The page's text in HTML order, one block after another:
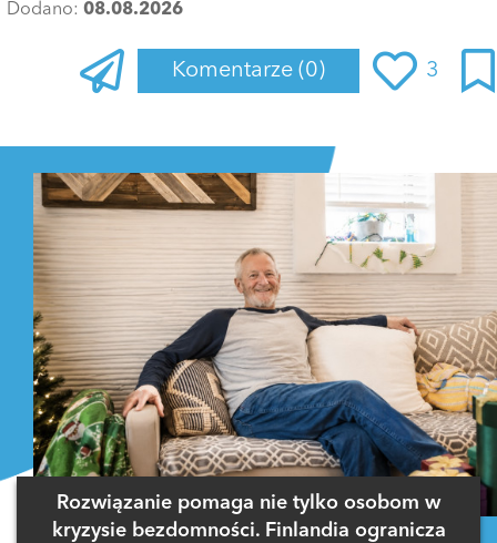
Dodano: 08.08.2026
Komentarze (0) 3
Rozwiązanie pomaga nie tylko osobom w
kryzysie bezdomności. Finlandia ogranicza